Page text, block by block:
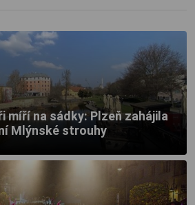
míří na sádky: Plzeň zahájila
Mlýnské strouhy